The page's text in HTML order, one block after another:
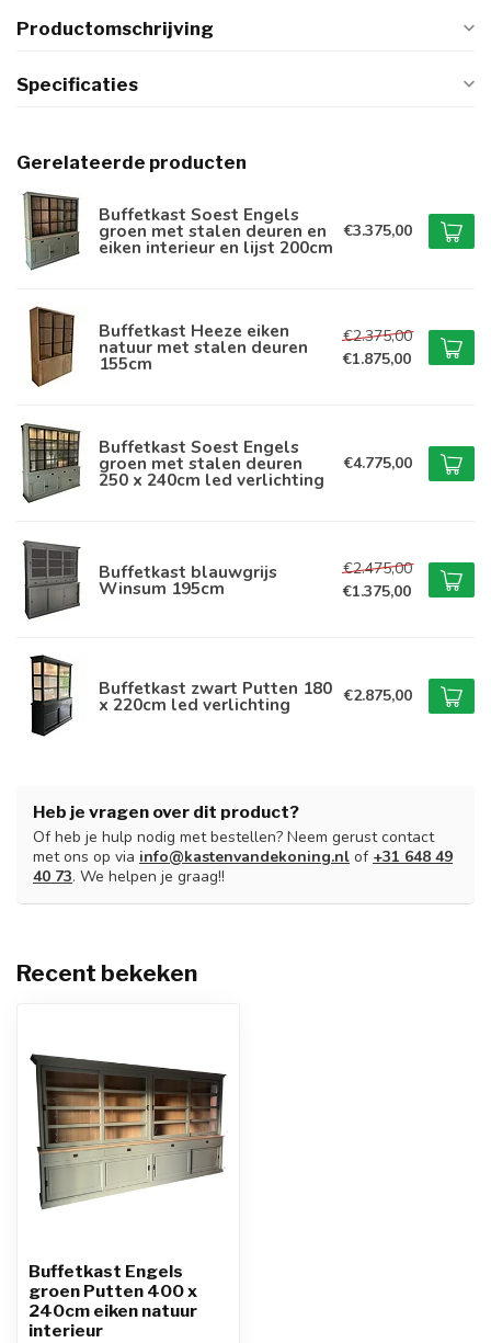
Productomschrijving
Specificaties
Gerelateerde producten
Buffetkast Soest Engels
groen met stalen deuren en
eiken interieur en lijst 200cm
€3.375,00
Buffetkast Heeze eiken
natuur met stalen deuren
155cm
€2.375,00
€1.875,00
Buffetkast Soest Engels
groen met stalen deuren
250 x 240cm led verlichting
€4.775,00
Buffetkast blauwgrijs
Winsum 195cm
€2.475,00
€1.375,00
Buffetkast zwart Putten 180
x 220cm led verlichting €2.875,00
Heb je vragen over dit product?
Of heb je hulp nodig met bestellen? Neem gerust contact
met ons op via info@kastenvandekoning.nl of +31 648 49
40 73. We helpen je graag!!
Recent bekeken
Buffetkast Engels
groen Putten 400 x
240cm eiken natuur
interieur